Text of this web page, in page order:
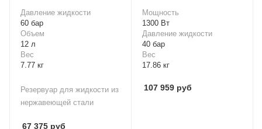
Давление жидкости
60 бар
Объем
12 л
Вес
7.77 кг
Резервуар для жидкости из
нержавеющей стали
67 375 руб
Мощность
1300 Вт
Давление жидкости
40 бар
Вес
17.86 кг
107 959 руб